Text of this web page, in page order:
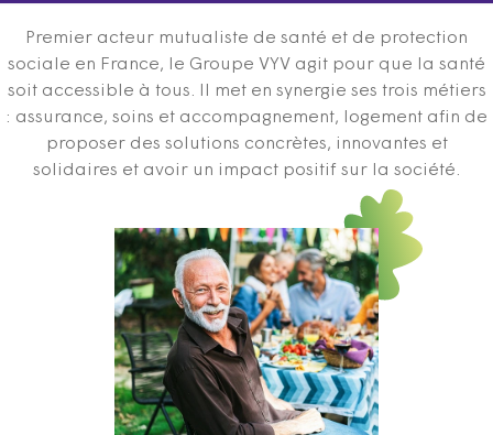
Premier acteur mutualiste de santé et de protection
sociale en France, le Groupe VYV agit pour que la santé
soit accessible à tous. Il met en synergie ses trois métiers
: assurance, soins et accompagnement, logement afin de
proposer des solutions concrètes, innovantes et
solidaires et avoir un impact positif sur la société.